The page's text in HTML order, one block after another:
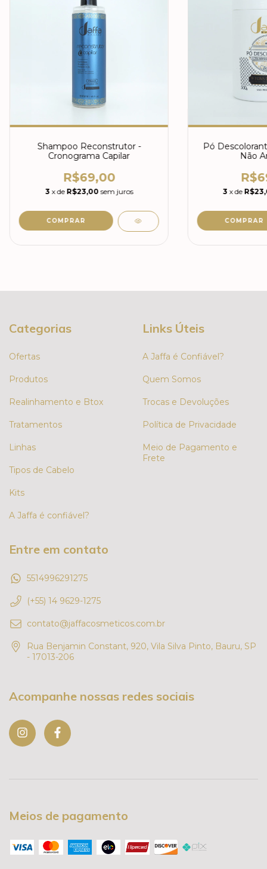
Shampoo Reconstrutor -
Cronograma Capilar
R$69,00
3 x de R$23,00 sem juros
Pó
Não
3 x de
Categorias
Ofertas
Produtos
Realinhamento e Btox
Tratamentos
Linhas
Tipos de Cabelo
Kits
A Jaffa é confiável?
Links Úteis
A Jaffa é Confiável?
Quem Somos
Trocas e Devoluções
Política de Privacidade
Meio de Pagamento e
Frete
Entre em contato
5514996291275
(+55) 14 9629-1275
contato@jaffacosmeticos.com.br
Rua Benjamin Constant, 920, Vila Silva Pinto, Bauru, SP
- 17013-206
Acompanhe nossas redes sociais
Meios de pagamento